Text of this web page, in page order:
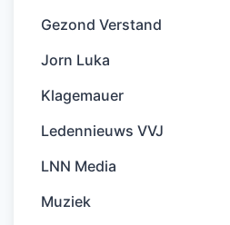
Gezond Verstand
Jorn Luka
Klagemauer
Ledennieuws VVJ
LNN Media
Muziek